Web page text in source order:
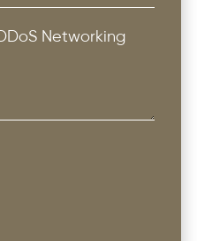
Networking